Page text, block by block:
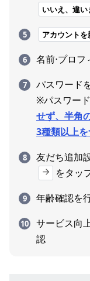
いいえ、違い
アカウント
名前⋅プロ
パスワード
※パスワード
せず、半角
3種類以上
友だち追加
をタッ
年齢確認を
サービス向
認